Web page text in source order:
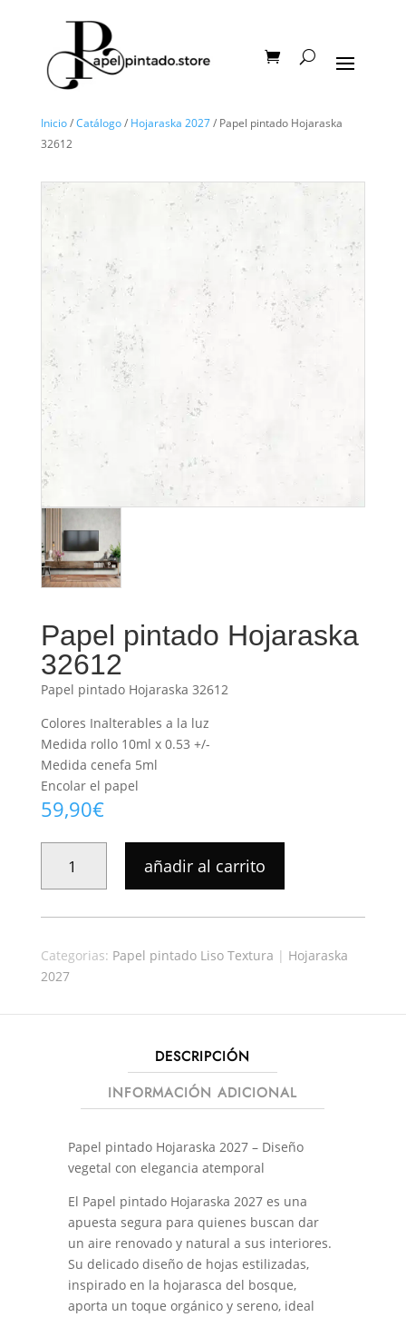
Inicio/Catálogo/ Hojaraska 2027/ Papel pintado Hojaraska
32612
Papel pintado Hojaraska
32612
Papel pintado Hojaraska 32612
Colores Inalterables a la luz
Medida rollo 10ml x 0.53 +/-
Medida cenefa 5ml
Encolar el papel
59,90€
PINTADO
HOJARASKA
32612
añadir al carrito
Categorias: Papel pintado Liso Textura | Hojaraska
2027
DESCRIPCIÓN
INFORMACIÓN ADICIONAL
Papel pintado Hojaraska 2027 – Diseño
vegetal con elegancia atemporal
El Papel pintado Hojaraska 2027 es una
apuesta segura para quienes buscan dar
un aire renovado y natural a sus interiores.
Su delicado diseño de hojas estilizadas,
inspirado en la hojarasca del bosque,
aporta un toque orgánico y sereno, ideal